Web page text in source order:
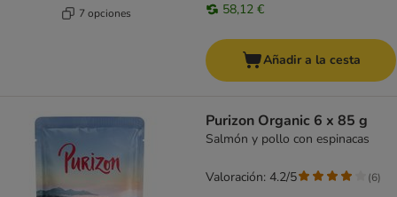
7 opciones 58,12 €
Añadir a la cesta
Purizon Organic 6 x 85 g
Salmón y pollo con espinacas
Valoración: 4.2/5 (6)